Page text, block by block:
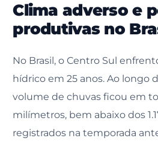
Clima adverso e
produtivas no
No Brasil, o Centro Sul
hídrico em 25 anos. Ao longo
volume de chuvas ficou em
milímetros, bem abaixo dos
registrados na temporada